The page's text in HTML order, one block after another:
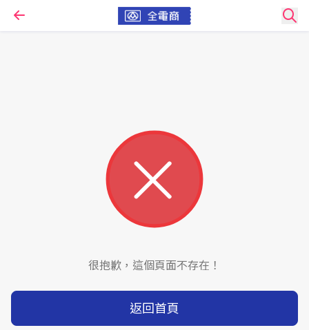
很抱歉，這個頁面不存在！
返回首頁